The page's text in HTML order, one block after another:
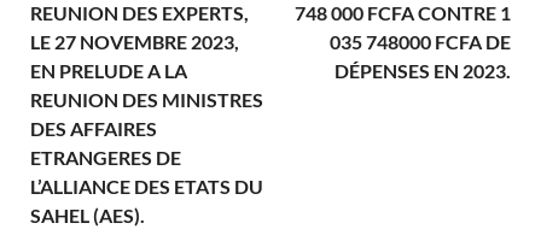
REUNION DES EXPERTS,
LE 27 NOVEMBRE 2023,
EN PRELUDE A LA
REUNION DES MINISTRES
DES AFFAIRES
ETRANGERES DE
L’ALLIANCE DES ETATS DU
SAHEL (AES).
748 000 FCFA CONTRE 1
035 748000 FCFA DE
DÉPENSES EN 2023.